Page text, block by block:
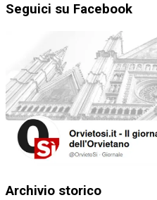
Seguici su Facebook
Archivio storico